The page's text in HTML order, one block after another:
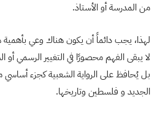
من المدرسة أو الأستاذ.
لهذا، يجب دائماً أن يكون هناك وعي بأهمية
لا يبقى الفهم محصورًا في التغيير الرسمي أو
بل يُحافظ على الرواية الشعبية كجزء أساسي
الجديد و فلسطين وتاريخها.